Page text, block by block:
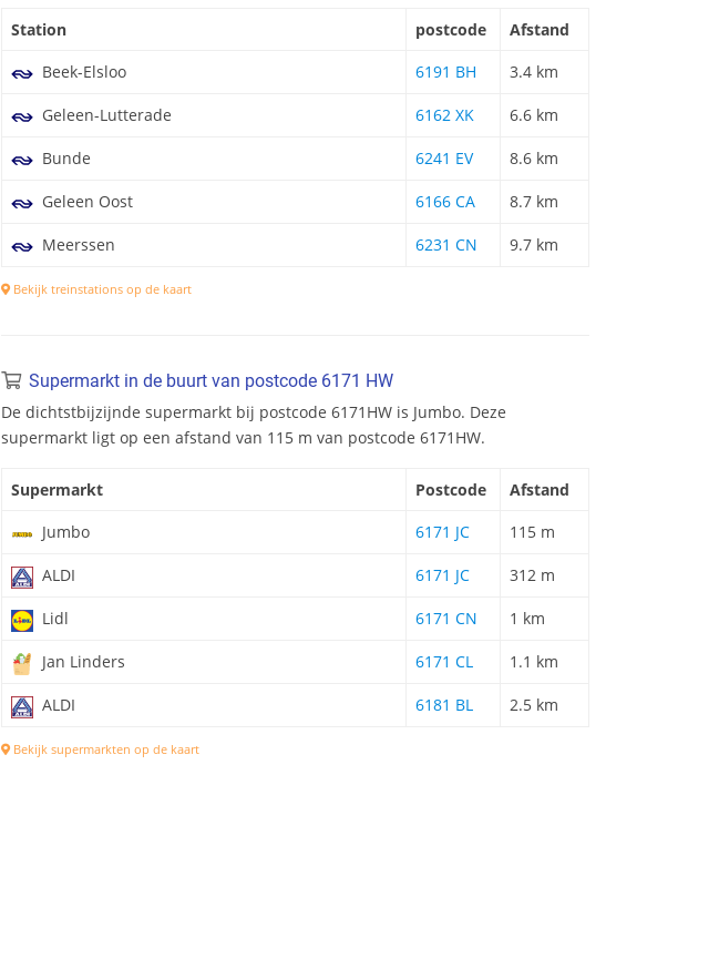
Station postcode
Afstand
Beek-Elsloo
6191 BH 3.4 km
Geleen-Lutterade 6162 XK 6.6 km
Bunde 6241 EV 8.6 km
Geleen Oost 6166 CA 8.7 km
Meerssen 6231 CN 9.7 km
Bekijk treinstations op de kaart
Supermarkt in de buurt van postcode 6171 HW
De dichtstbijzijnde supermarkt bij postcode 6171HW is Jumbo. Deze
supermarkt ligt op een afstand van 115 m van postcode 6171HW.
Supermarkt Postcode
Afstand
Jumbo
6171 JC 115 m
ALDI 6171 JC 312 m
Lidl 6171 CN 1 km
Jan Linders 6171 CL 1.1 km
ALDI 6181 BL 2.5 km
Bekijk supermarkten op de kaart